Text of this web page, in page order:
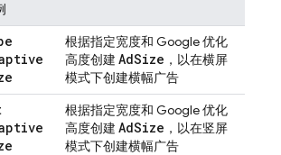
根据指定宽度和 Google 优化
高度创建 AdSize ，以在横屏
模式下创建横幅广告
根据指定宽度和 Google 优化
高度创建 AdSize ，以在竖屏
模式下创建横幅广告